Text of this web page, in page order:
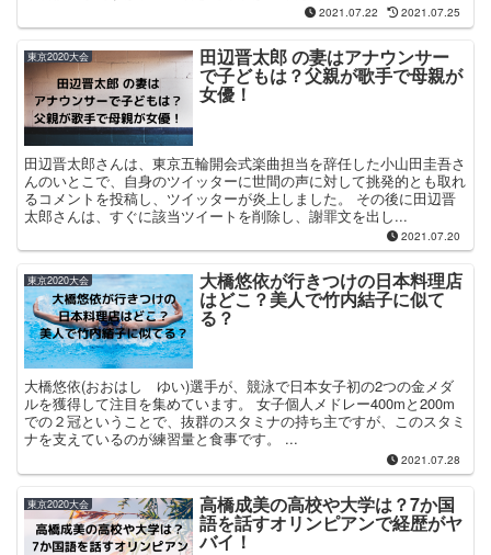
2021.07.22 2021.07.25
東京2020大会 田辺晋太郎 の妻はアナウンサー
で子どもは？父親が歌手で母親が
女優！
田辺晋太郎さんは、東京五輪開会式楽曲担当を辞任した小山田圭吾さ
んのいとこで、自身のツイッターに世間の声に対して挑発的とも取れ
るコメントを投稿し、ツイッターが炎上しました。 その後に田辺晋
太郎さんは、すぐに該当ツイートを削除し、謝罪文を出し...
2021.07.20
東京2020大会 大橋悠依が行きつけの日本料理店
はどこ？美人で竹内結子に似て
る？
大橋悠依(おおはし ゆい)選手が、競泳で日本女子初の2つの金メダ
ルを獲得して注目を集めています。 女子個人メドレー400mと200m
での２冠ということで、抜群のスタミナの持ち主ですが、このスタミ
ナを支えているのが練習量と食事です。 ...
2021.07.28
東京2020大会 高橋成美の高校や大学は？7か国
語を話すオリンピアンで経歴がヤ
バイ！